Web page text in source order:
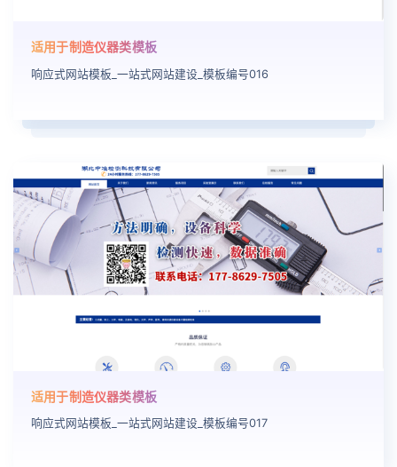
适用于制造仪器类模板
响应式网站模板_一站式网站建设_模板编号016
适用于制造仪器类模板
响应式网站模板_一站式网站建设_模板编号017